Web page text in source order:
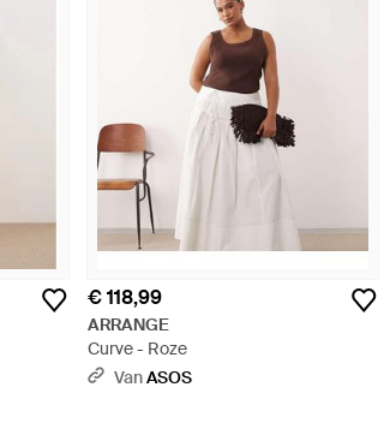
€ 118,99
ARRANGE
Curve - Roze
VanASOS